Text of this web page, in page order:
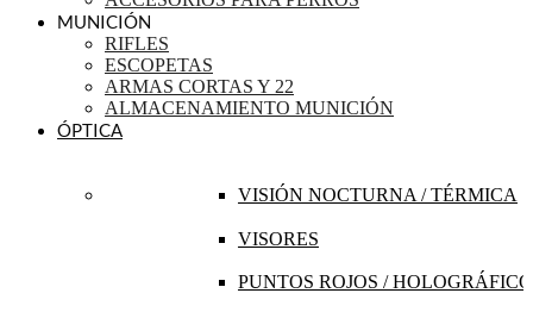
MUNICIÓN
RIFLES
ESCOPETAS
ARMAS CORTAS Y 22
ALMACENAMIENTO MUNICIÓN
ÓPTICA
VISIÓN NOCTURNA / TÉRMICA
VISORES
PUNTOS ROJOS /